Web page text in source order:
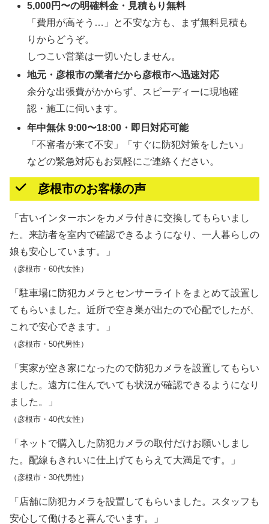
5,000円〜の明確料金・見積もり無料
「費用が高そう…」と不安な方も、まず無料見積も
りからどうぞ。
しつこい営業は一切いたしません。
地元・彦根市の業者だから彦根市へ迅速対応
余分な出張費がかからず、スピーディーに現地確
認・施工に伺います。
年中無休 9:00〜18:00・即日対応可能
「不審者が来て不安」「すぐに防犯対策をしたい」
などの緊急対応もお気軽にご連絡ください。
彦根市のお客様の声
「古いインターホンをカメラ付きに交換してもらいまし
た。来訪者を室内で確認できるようになり、一人暮らしの
娘も安心しています。」
（彦根市・60代女性）
「駐車場に防犯カメラとセンサーライトをまとめて設置し
てもらいました。近所で空き巣が出たので心配でしたが、
これで安心できます。」
（彦根市・50代男性）
「実家が空き家になったので防犯カメラを設置してもらい
ました。遠方に住んでいても状況が確認できるようになり
ました。」
（彦根市・40代女性）
「ネットで購入した防犯カメラの取付だけお願いしまし
た。配線もきれいに仕上げてもらえて大満足です。」
（彦根市・30代男性）
「店舗に防犯カメラを設置してもらいました。スタッフも
安心して働けると喜んでいます。」